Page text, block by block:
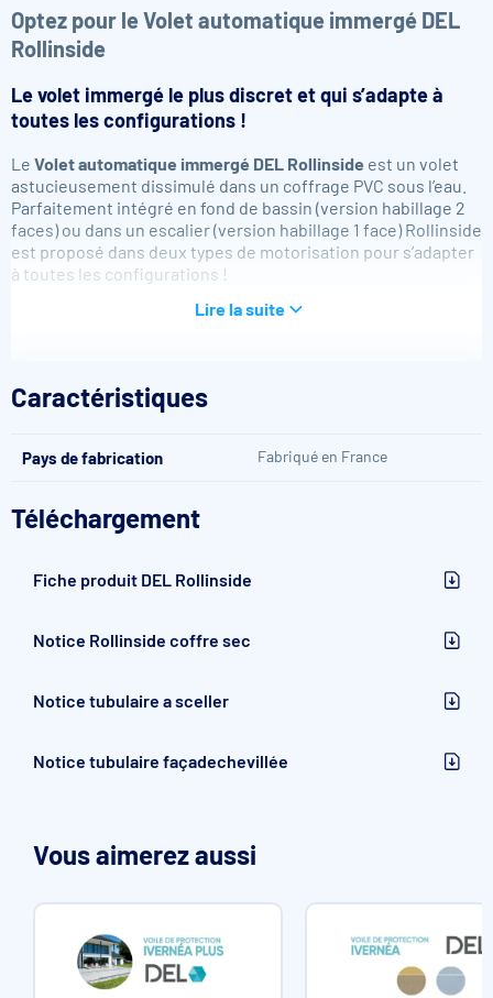
Optez pour le Volet automatique immergé DEL
Rollinside
Le volet immergé le plus discret et qui s’adapte à
toutes les configurations !
Le Voletautomatique immergé DEL Rollinside est un volet
astucieusement dissimulé dans un coffrage PVC sous l’eau.
Parfaitement intégré en fond de bassin (version habillage 2
faces) ou dans un escalier (version habillage 1 face) Rollinside
est proposé dans deux types de motorisation pour s’adapter
à toutes les configurations !
Largeur bassin max. : 6,00 m
Compatible avec tous les modèles de lames DEL : lames
polycarbonate solaires, 69 PVC opaques et 84 PVC opaques.
Caractéristiques du
Lire la suite
Caractéristiques
Pays de fabrication Fabriqué en France
Téléchargement
Fiche produit DEL Rollinside
Notice Rollinside coffre sec
Notice tubulaire a sceller
Notice tubulaire façadechevillée
Vous aimerez aussi